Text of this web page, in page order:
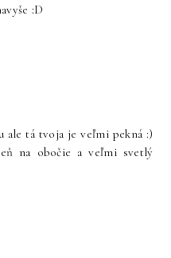
:D
ale tá tvoja je veľmi pekná :)
na obočie a veľmi svetlý